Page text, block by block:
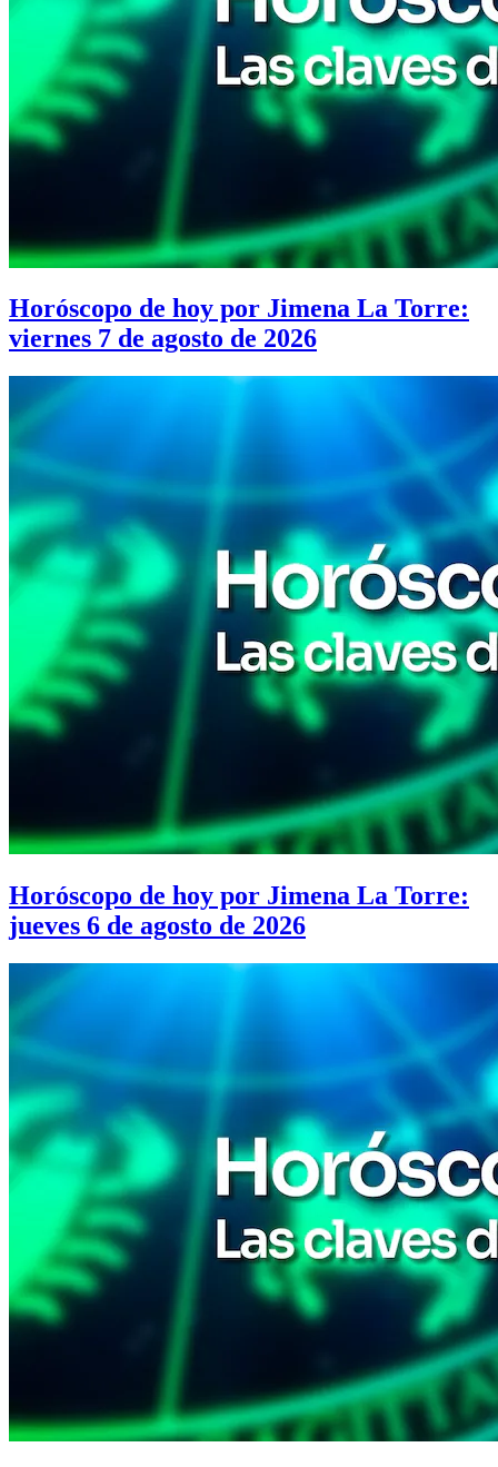
Horóscopo de hoy por Jimena La Torre:
viernes 7 de agosto de 2026
Horóscopo de hoy por Jimena La Torre:
jueves 6 de agosto de 2026